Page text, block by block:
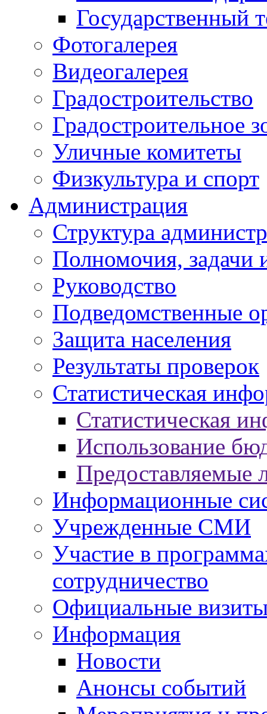
Государственный
Фотогалерея
Видеогалерея
Градостроительство
Градостроительное
Уличные комитеты
Физкультура и спорт
Администрация
Структура
Полномочия, задачи
Руководство
Подведомственные
Защита населения
Результаты проверок
Статистическая
Статистическая
Использование
Предоставляемые
Информационные
Учрежденные СМИ
Участие в
сотрудничество
Официальные
Информация
Новости
Анонсы событий